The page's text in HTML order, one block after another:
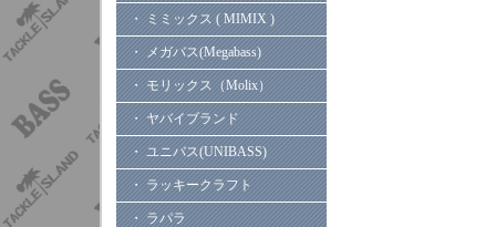
・ ミミックス ( MIMIX )
・ メガバス(Megabass)
・ モリックス（Molix）
・ ヤバイブランド
・ ユニバス(UNIBASS)
・ ラッキークラフト
・ ラパラ